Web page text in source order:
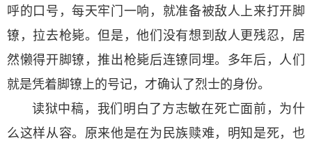
呼的口号，每天牢门一响，就准备被敌人上来打开脚
镣，拉去枪毙。但是，他们没有想到敌人更残忍，居
然懒得开脚镣，推出枪毙后连镣同埋。多年后，人们
就是凭着脚镣上的号记，才确认了烈士的身份。
读狱中稿，我们明白了方志敏在死亡面前，为什
么这样从容。原来他是在为民族赎难，明知是死，也